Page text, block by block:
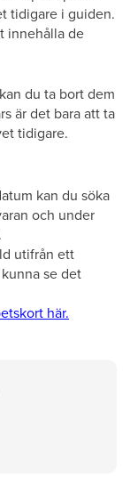
tidigare i guiden.
innehålla de
du ta bort dem
är det bara att ta
tidigare.
kan du söka
och under
utifrån ett
se det
här.